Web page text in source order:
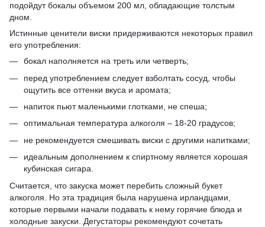
подойдут бокалы объемом 200 мл, обладающие толстым
дном.
Истинные ценители виски придерживаются некоторых правил
его употребления:
бокал наполняется на треть или четверть;
перед употреблением следует взболтать сосуд, чтобы
ощутить все оттенки вкуса и аромата;
напиток пьют маленькими глотками, не спеша;
оптимальная температура алкоголя – 18-20 градусов;
не рекомендуется смешивать виски с другими напитками;
идеальным дополнением к спиртному является хорошая
кубинская сигара.
Считается, что закуска может перебить сложный букет
алкоголя. Но эта традиция была нарушена ирландцами,
которые первыми начали подавать к нему горячие блюда и
холодные закуски. Дегустаторы рекомендуют сочетать